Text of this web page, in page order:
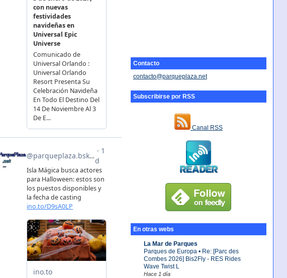
Contacto
contacto@parqueplaza.net
Subscribirse por RSS
Canal RSS
En otras webs
La Mar de Parques
Parques de Europa • Re: [Parc des
Combes 2026] Bis2Fly - RES Rides
Wave Twist L
Hace 1 día